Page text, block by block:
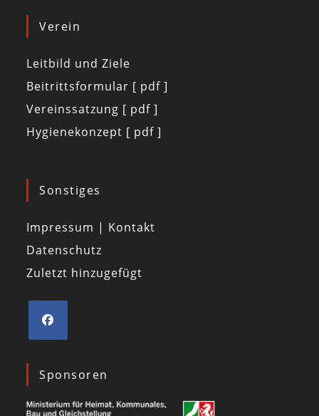
Verein
Leitbild und Ziele
Beitrittsformular [ pdf ]
Vereinssatzung [ pdf ]
Hygienekonzept [ pdf ]
Sonstiges
Impressum | Kontakt
Datenschutz
Zuletzt hinzugefügt
Sponsoren